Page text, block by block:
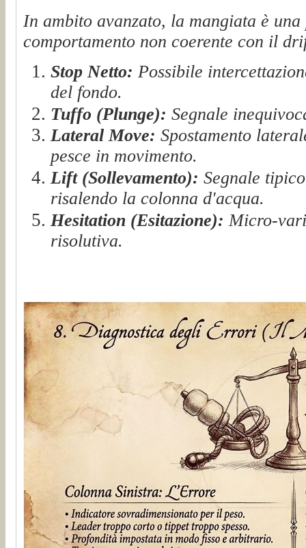
In ambito avanzato, la mangiata è
comportamento non coerente con il
Stop Netto: Possibile
del fondo.
Tuffo (Plunge): Segnale
Lateral Move: Spostamento
pesce in movimento.
Lift (Sollevamento): Segnale
risalendo la colonna d'acqua.
Hesitation (Esitazione): Micro-
risolutiva.